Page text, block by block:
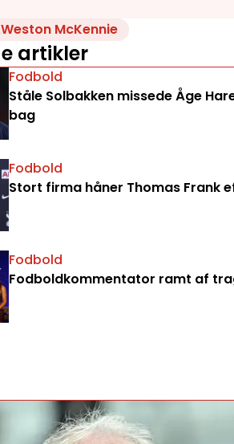
Weston McKennie
artikler
Fodbold
Ståle Solbakken missede Åge
bag
Fodbold
Stort firma håner Thomas Frank
Fodbold
Fodboldkommentator ramt af